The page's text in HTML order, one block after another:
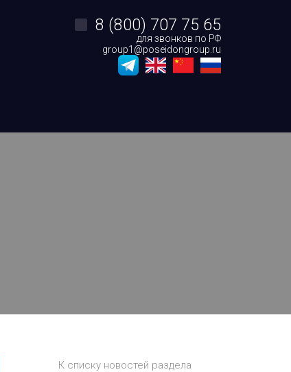
8 (800) 707 75 65
для звонков по РФ
group1@poseidongroup.ru
К списку новостей раздела